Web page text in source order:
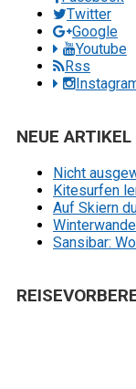
Twitter
Google
Youtube
Rss
NEUE
Nicht
Kitesurfen
Auf Skiern
Sansibar: